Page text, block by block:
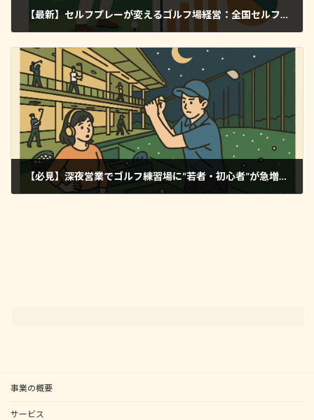
【最新】セルフプレーが変えるゴルフ場経営：全国セルフ率と付帯売上の関連分析
【必見】深夜営業でゴルフ練習場に“若者・初心者”が急増！新規客層変化の実態を徹底解説
事業の概要
サービス